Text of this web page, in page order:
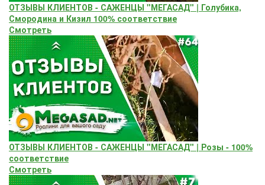
ОТЗЫВЫ КЛИЕНТОВ - САЖЕНЦЫ "МЕГАСАД" | Голубика,
Смородина и Кизил 100% соответствие
Смотреть
ОТЗЫВЫ КЛИЕНТОВ - САЖЕНЦЫ "МЕГАСАД" | Розы - 100%
соответствие
Смотреть